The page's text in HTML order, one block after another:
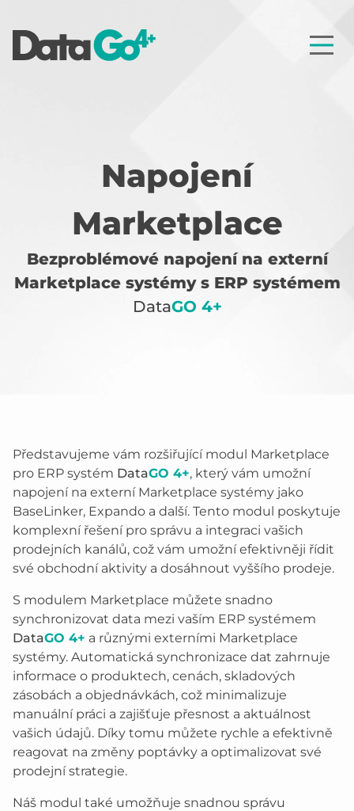
Napojení
Marketplace
Bezproblémové napojení na externí
Marketplace systémy s ERP systémem
DataGO 4+
Představujeme vám rozšiřující modul Marketplace
pro ERP systém DataGO 4+, který vám umožní
napojení na externí Marketplace systémy jako
BaseLinker, Expando a další. Tento modul poskytuje
komplexní řešení pro správu a integraci vašich
prodejních kanálů, což vám umožní efektivněji řídit
své obchodní aktivity a dosáhnout vyššího prodeje.
S modulem Marketplace můžete snadno
synchronizovat data mezi vaším ERP systémem
DataGO 4+ a různými externími Marketplace
systémy. Automatická synchronizace dat zahrnuje
informace o produktech, cenách, skladových
zásobách a objednávkách, což minimalizuje
manuální práci a zajišťuje přesnost a aktuálnost
vašich údajů. Díky tomu můžete rychle a efektivně
reagovat na změny poptávky a optimalizovat své
prodejní strategie.
Náš modul také umožňuje snadnou správu